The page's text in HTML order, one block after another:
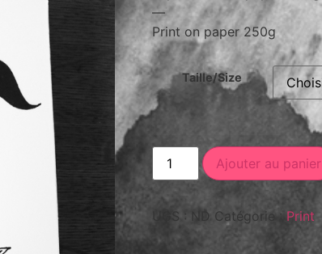
—
Print on paper 250g
Taille/Size
Ajouter au panier
UGS : ND Catégorie : Print